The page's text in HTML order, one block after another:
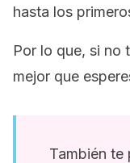
hasta los
Por lo que, si no
mejor que
También te